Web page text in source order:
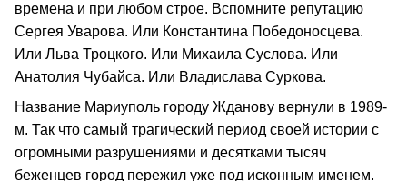
времена и при любом строе. Вспомните репутацию
Сергея Уварова. Или Константина Победоносцева.
Или Льва Троцкого. Или Михаила Суслова. Или
Анатолия Чубайса. Или Владислава Суркова.
Название Мариуполь городу Жданову вернули в 1989-
м. Так что самый трагический период своей истории с
огромными разрушениями и десятками тысяч
беженцев город пережил уже под исконным именем.